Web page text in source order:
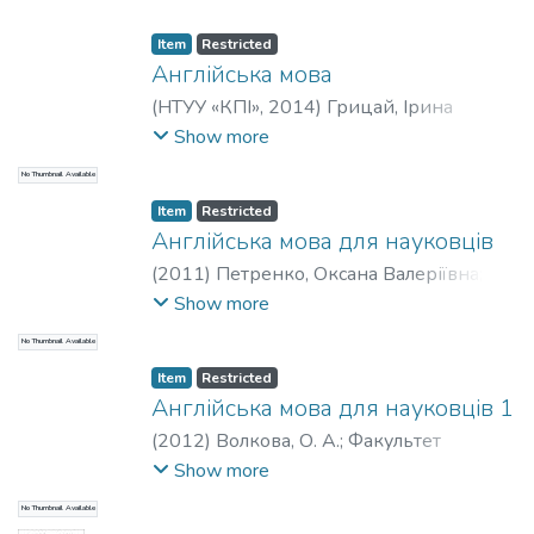
вивчали англійську мову або вивчали в
школі іншу іноземну мову) самостійно
отримати і розвити навички читання
текстів англійською мовою, навички
тематики без точного, буквального
перекладу всіх речень тексту.
No Thumbnail Available
Item Restricted
Англійська мова
(НТУУ «КПІ», 2014) Грицай, Ірина
Сергіївна;Матковська, Ганна
Show more
No Thumbnail Available
Item Restricted
Англійська мова для науковців
(2011) Петренко, Оксана Валеріївна
Лінгвістики;НТУУ «КПІ»
Show more
No Thumbnail Available
Item Restricted
Англійська мова для науковців 1
(2012) Волкова, О. А.; Факультет
лінгвістики;НТУУ «КПІ»
Show more